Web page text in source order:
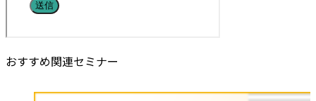
おすすめ関連セミナー